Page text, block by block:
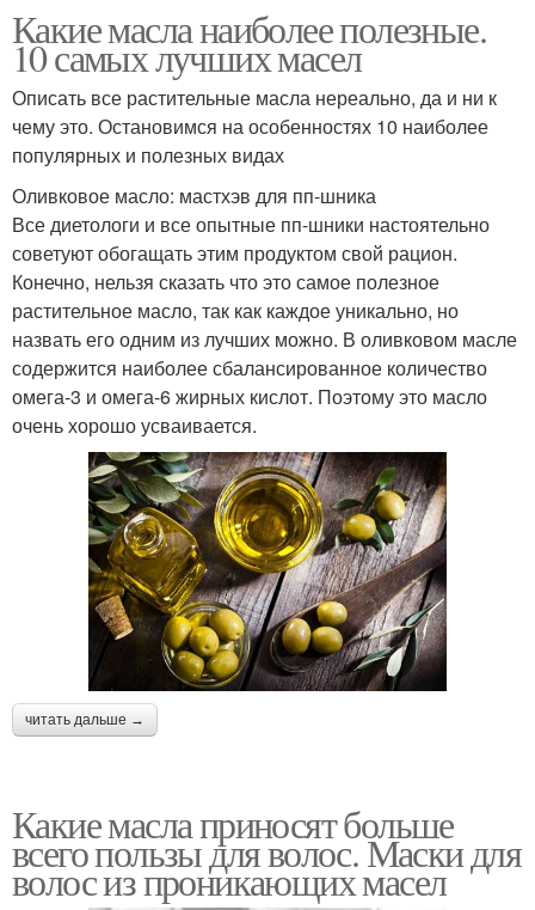
Какие масла наиболее полезные.
10 самых лучших масел
Описать все растительные масла нереально, да и ни к
чему это. Остановимся на особенностях 10 наиболее
популярных и полезных видах
Оливковое масло: мастхэв для пп-шника
Все диетологи и все опытные пп-шники настоятельно
советуют обогащать этим продуктом свой рацион.
Конечно, нельзя сказать что это самое полезное
растительное масло, так как каждое уникально, но
назвать его одним из лучших можно. В оливковом масле
содержится наиболее сбалансированное количество
омега-3 и омега-6 жирных кислот. Поэтому это масло
очень хорошо усваивается.
читать дальше →
Какие масла приносят больше
всего пользы для волос. Маски для
волос из проникающих масел